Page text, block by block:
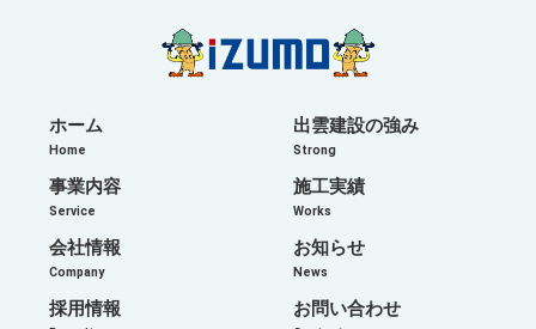
ホーム
Home
出雲建設の強み
Strong
事業内容
Service
施工実績
Works
会社情報
Company
お知らせ
News
採用情報 お問い合わせ